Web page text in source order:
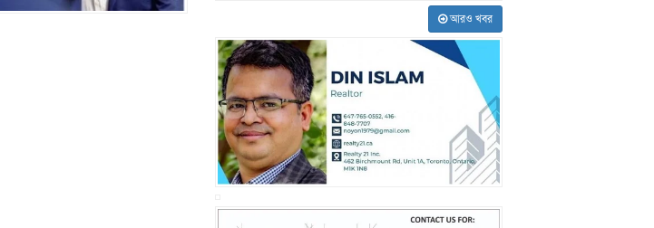
আরও খবর